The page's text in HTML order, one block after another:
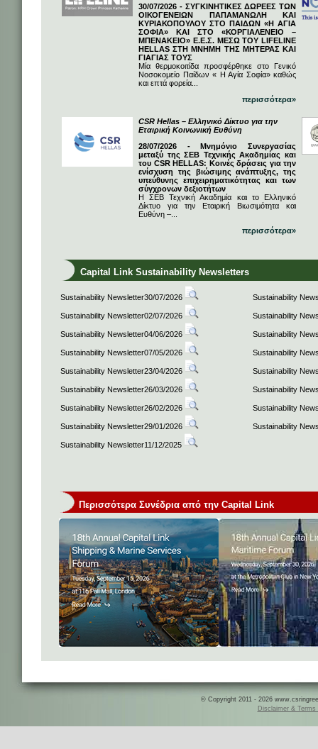
30/07/2026 - ΣΥΓΚΙΝΗΤΙΚΕΣ ΔΩΡΕΕΣ ΤΩΝ
ΟΙΚΟΓΕΝΕΙΩΝ ΠΑΠΑΜΑΝΩΛΗ ΚΑΙ
ΚΥΡΙΑΚΟΠΟΥΛΟΥ ΣΤΟ ΠΑΙΔΩΝ «Η ΑΓΙΑ
ΣΟΦΙΑ» ΚΑΙ ΣΤΟ «ΚΟΡΓΙΑΛΕΝΕΙΟ –
ΜΠΕΝΑΚΕΙΟ» Ε.Ε.Σ. ΜΕΣΩ ΤΟΥ LIFELINE
HELLAS ΣΤΗ ΜΝΗΜΗ ΤΗΣ ΜΗΤΕΡΑΣ ΚΑΙ
ΓΙΑΓΙΑΣ ΤΟΥΣ
Μία θερμοκοιτίδα προσφέρθηκε στο Γενικό
Νοσοκομείο Παίδων « Η Αγία Σοφία» καθώς
και επτά φορεία...
περισσότερα»
CSR Hellas – Ελληνικό Δίκτυο για την
Εταιρική Κοινωνική Ευθύνη
28/07/2026 - Μνημόνιο Συνεργασίας
μεταξύ της ΣΕΒ Τεχνικής Ακαδημίας και
του CSR HELLAS: Κοινές δράσεις για την
ενίσχυση της βιώσιμης ανάπτυξης, της
υπεύθυνης επιχειρηματικότητας και των
σύγχρονων δεξιοτήτων
Η ΣΕΒ Τεχνική Ακαδημία και το Ελληνικό
Δίκτυο για την Εταιρική Βιωσιμότητα και
Ευθύνη –...
περισσότερα»
Capital Link Sustainability Newsletters
Sustainability Newsletter30/07/2026 Sustainability
Sustainability Newsletter02/07/2026 Sustainability
Sustainability Newsletter04/06/2026 Sustainability
Sustainability Newsletter07/05/2026 Sustainability
Sustainability Newsletter23/04/2026 Sustainability
Sustainability Newsletter26/03/2026 Sustainability
Sustainability Newsletter26/02/2026 Sustainability
Sustainability Newsletter29/01/2026 Sustainability
Sustainability Newsletter11/12/2025
Περισσότερα Συνέδρια από την Capital Link
© Copyright 2011 - 2026
Disclaimer & Terms